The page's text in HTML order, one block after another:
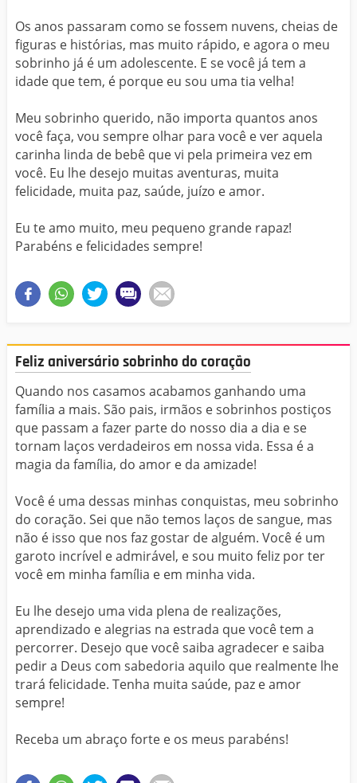
Os anos passaram como se fossem nuvens, cheias de
figuras e histórias, mas muito rápido, e agora o meu
sobrinho já é um adolescente. E se você já tem a
idade que tem, é porque eu sou uma tia velha!
Meu sobrinho querido, não importa quantos anos
você faça, vou sempre olhar para você e ver aquela
carinha linda de bebê que vi pela primeira vez em
você. Eu lhe desejo muitas aventuras, muita
felicidade, muita paz, saúde, juízo e amor.
Eu te amo muito, meu pequeno grande rapaz!
Parabéns e felicidades sempre!
Feliz aniversário sobrinho do coração
Quando nos casamos acabamos ganhando uma
família a mais. São pais, irmãos e sobrinhos postiços
que passam a fazer parte do nosso dia a dia e se
tornam laços verdadeiros em nossa vida. Essa é a
magia da família, do amor e da amizade!
Você é uma dessas minhas conquistas, meu sobrinho
do coração. Sei que não temos laços de sangue, mas
não é isso que nos faz gostar de alguém. Você é um
garoto incrível e admirável, e sou muito feliz por ter
você em minha família e em minha vida.
Eu lhe desejo uma vida plena de realizações,
aprendizado e alegrias na estrada que você tem a
percorrer. Desejo que você saiba agradecer e saiba
pedir a Deus com sabedoria aquilo que realmente lhe
trará felicidade. Tenha muita saúde, paz e amor
sempre!
Receba um abraço forte e os meus parabéns!